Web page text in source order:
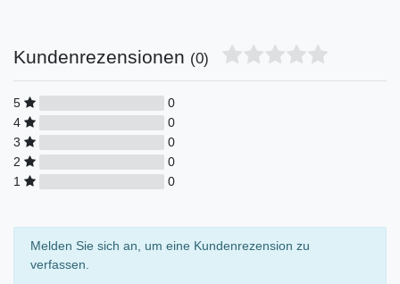
Kundenrezensionen (0)
5
0
4
0
3
0
2
0
1
0
Melden Sie sich an, um eine Kundenrezension zu
verfassen.